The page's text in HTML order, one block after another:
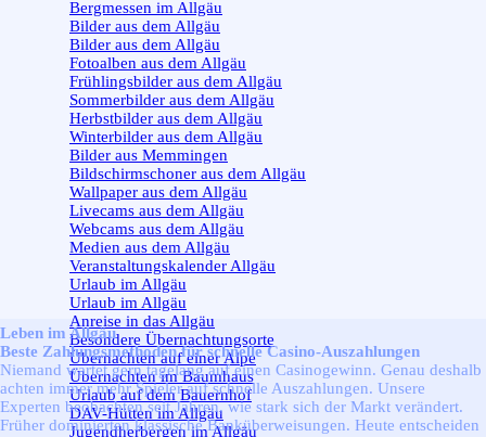
Bergmessen im Allgäu
Bilder aus dem Allgäu
Bilder aus dem Allgäu
Fotoalben aus dem Allgäu
Frühlingsbilder aus dem Allgäu
Sommerbilder aus dem Allgäu
Herbstbilder aus dem Allgäu
Winterbilder aus dem Allgäu
Bilder aus Memmingen
Bildschirmschoner aus dem Allgäu
Wallpaper aus dem Allgäu
Livecams aus dem Allgäu
Webcams aus dem Allgäu
Medien aus dem Allgäu
Veranstaltungskalender Allgäu
Urlaub im Allgäu
Urlaub im Allgäu
Anreise in das Allgäu
Besondere Übernachtungsorte
Übernachten auf einer Alpe
Übernachten im Baumhaus
Urlaub auf dem Bauernhof
DAV-Hütten im Allgäu
Jugendherbergen im Allgäu
Leben im Allgäu
Beste Zahlungsmethoden für schnelle Casino-Auszahlungen
Niemand wartet gern tagelang auf einen Casinogewinn. Genau deshalb
achten immer mehr Spieler auf schnelle Auszahlungen. Unsere
Experten beobachten seit Jahren, wie stark sich der Markt verändert.
Früher dominierten klassische Banküberweisungen. Heute entscheiden